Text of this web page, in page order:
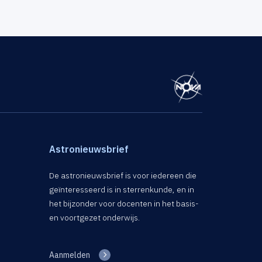
Astronieuwsbrief
De astronieuwsbrief is voor iedereen die
geïnteresseerd is in sterrenkunde, en in
het bijzonder voor docenten in het basis-
en voortgezet onderwijs.
Aanmelden